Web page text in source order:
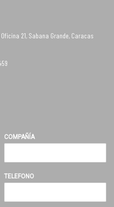
21, Sabana Grande, Caracas
COMPAÑÍA
TELEFONO